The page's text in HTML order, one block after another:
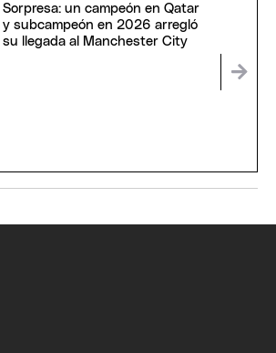
Sorpresa: un campeón en Qatar
y subcampeón en 2026 arregló
su llegada al Manchester City